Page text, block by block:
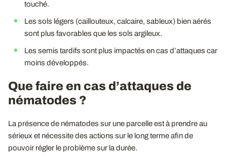
touché.
Les sols légers (caillouteux, calcaire, sableux) bien aérés
sont plus favorables que les sols argileux.
Les semis tardifs sont plus impactés en cas d’attaques car
moins développés.
Que faire en cas d’attaques de
nématodes ?
La présence de nématodes sur une parcelle est à prendre au
sérieux et nécessite des actions sur le long terme afin de
pouvoir régler le problème sur la durée.